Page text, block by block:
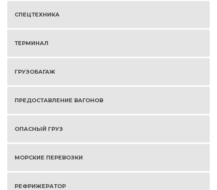
СПЕЦТЕХНИКА
ТЕРМИНАЛ
ГРУЗОБАГАЖ
ПРЕДОСТАВЛЕНИЕ ВАГОНОВ
ОПАСНЫЙ ГРУЗ
МОРСКИЕ ПЕРЕВОЗКИ
РЕФРИЖЕРАТОР